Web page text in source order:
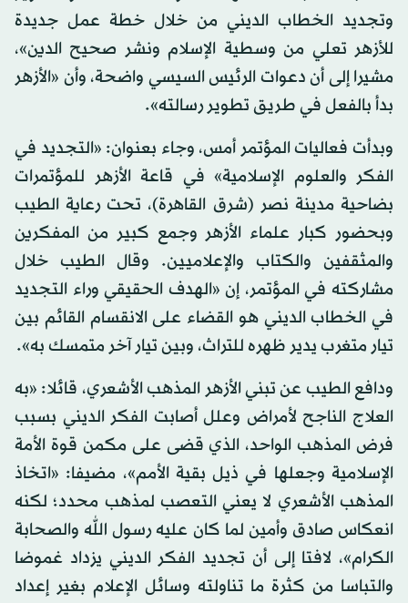
وتجديد الخطاب الديني من خلال خطة عمل جديدة
للأزهر تعلي من وسطية الإسلام ونشر صحيح الدين»،
مشيرا إلى أن دعوات الرئيس السيسي واضحة، وأن «الأزهر
بدأ بالفعل في طريق تطوير رسالته».
وبدأت فعاليات المؤتمر أمس، وجاء بعنوان: «التجديد في
الفكر والعلوم الإسلامية» في قاعة الأزهر للمؤتمرات
بضاحية مدينة نصر (شرق القاهرة)، تحت رعاية الطيب
وبحضور كبار علماء الأزهر وجمع كبير من المفكرين
والمثقفين والكتاب والإعلاميين. وقال الطيب خلال
مشاركته في المؤتمر، إن «الهدف الحقيقي وراء التجديد
في الخطاب الديني هو القضاء على الانقسام القائم بين
تيار متغرب يدير ظهره للتراث، وبين تيار آخر متمسك به».
ودافع الطيب عن تبني الأزهر المذهب الأشعري، قائلا: «به
العلاج الناجح لأمراض وعلل أصابت الفكر الديني بسبب
فرض المذهب الواحد، الذي قضى على مكمن قوة الأمة
الإسلامية وجعلها في ذيل بقية الأمم»، مضيفا: «اتخاذ
المذهب الأشعري لا يعني التعصب لمذهب محدد؛ لكنه
انعكاس صادق وأمين لما كان عليه رسول الله والصحابة
الكرام»، لافتا إلى أن تجديد الفكر الديني يزداد غموضا
والتباسا من كثرة ما تناولته وسائل الإعلام بغير إعداد